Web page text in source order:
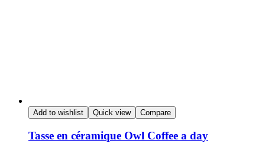
Add to wishlist Quick view Compare
Tasse en céramique Owl Coffee a day